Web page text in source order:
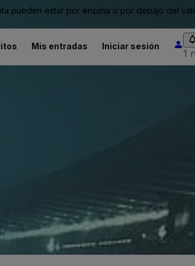
pueden estar por encima o por debajo del
Mis entradas Iniciar sesión
1